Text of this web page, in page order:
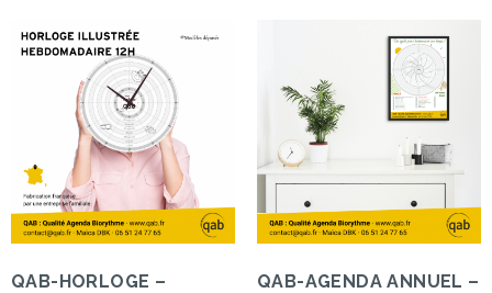
QAB-HORLOGE –
QAB-AGENDA ANNUEL –